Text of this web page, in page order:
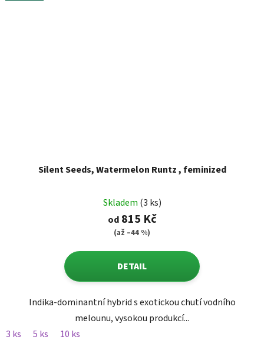
Silent Seeds, Watermelon Runtz , feminized
Skladem (3 ks)
od815 Kč
(až –44 %)
DETAIL
Indika-dominantní hybrid s exotickou chutí vodního
melounu, vysokou produkcí...
3 ks
5 ks 10 ks